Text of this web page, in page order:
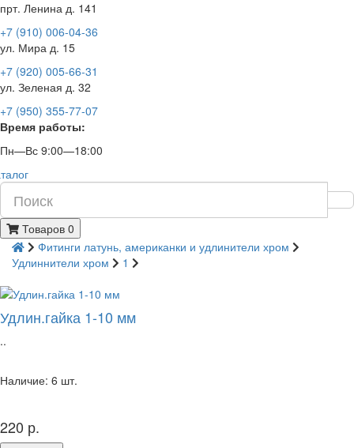
прт. Ленина д. 141
+7 (910) 006-04-36
ул. Мира д. 15
+7 (920) 005-66-31
ул. Зеленая д. 32
+7 (950) 355-77-07
Время работы:
Пн—Вс 9:00—18:00
Товаров 0
Фитинги латунь, американки и удлинители хром
Удлиннители хром
1
Удлин.гайка 1-10 мм
..
Наличие: 6 шт.
220 р.